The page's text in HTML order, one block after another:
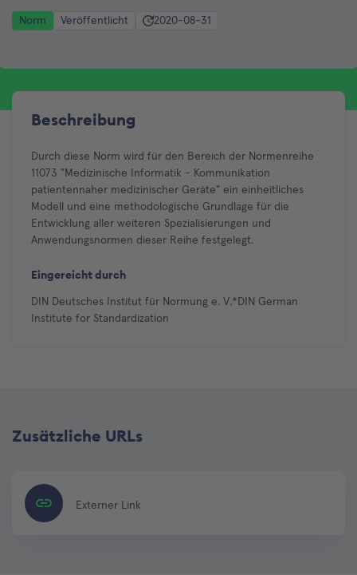
Norm Veröffentlicht 2020-08-31
Beschreibung
Durch diese Norm wird für den Bereich der Normenreihe
11073 "Medizinische Informatik - Kommunikation
patientennaher medizinischer Geräte" ein einheitliches
Modell und eine methodologische Grundlage für die
Entwicklung aller weiteren Spezialisierungen und
Anwendungsnormen dieser Reihe festgelegt.
Eingereicht durch
DIN Deutsches Institut für Normung e. V.*DIN German
Institute for Standardization
Zusätzliche URLs
Externer Link